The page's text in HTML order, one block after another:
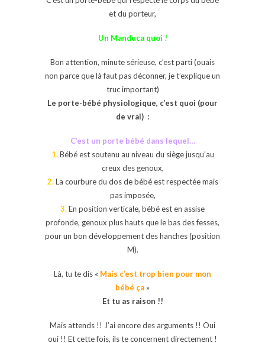
et du porteur,
Un Manduca quoi !
Bon attention, minute sérieuse, c’est parti (ouais
non parce que là faut pas déconner, je t’explique un
truc important)
Le porte-bébé physiologique, c’est quoi (pour
de vrai) :
C’est un porte bébé dans lequel…
1.Bébé est soutenu au niveau du siège jusqu’au
creux des genoux,
2. La courbure du dos de bébé est respectée mais
pas imposée,
3.En position verticale, bébé est en assise
profonde, genoux plus hauts que le bas des fesses,
pour un bon développement des hanches (position
M).
Là, tu te dis « Mais c’est trop bien pour mon
bébé ça »
Et tu as raison !!
Mais attends !! J’ai encore des arguments !! Oui
oui !! Et cette fois, ils te concernent directement !